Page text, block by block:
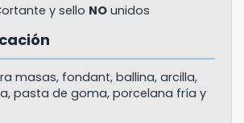
y sello NO unidos
masas, fondant, ballina, arcilla,
pasta de goma, porcelana fría y